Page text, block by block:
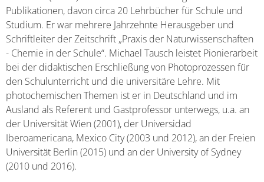
Publikationen, davon circa 20 Lehrbücher für Schule und
Studium. Er war mehrere Jahrzehnte Herausgeber und
Schriftleiter der Zeitschrift „Praxis der Naturwissenschaften
- Chemie in der Schule“. Michael Tausch leistet Pionierarbeit
bei der didaktischen Erschließung von Photoprozessen für
den Schulunterricht und die universitäre Lehre. Mit
photochemischen Themen ist er in Deutschland und im
Ausland als Referent und Gastprofessor unterwegs, u.a. an
der Universität Wien (2001), der Universidad
Iberoamericana, Mexico City (2003 und 2012), an der Freien
Universität Berlin (2015) und an der University of Sydney
(2010 und 2016).